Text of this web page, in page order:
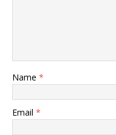
Name *
Email *